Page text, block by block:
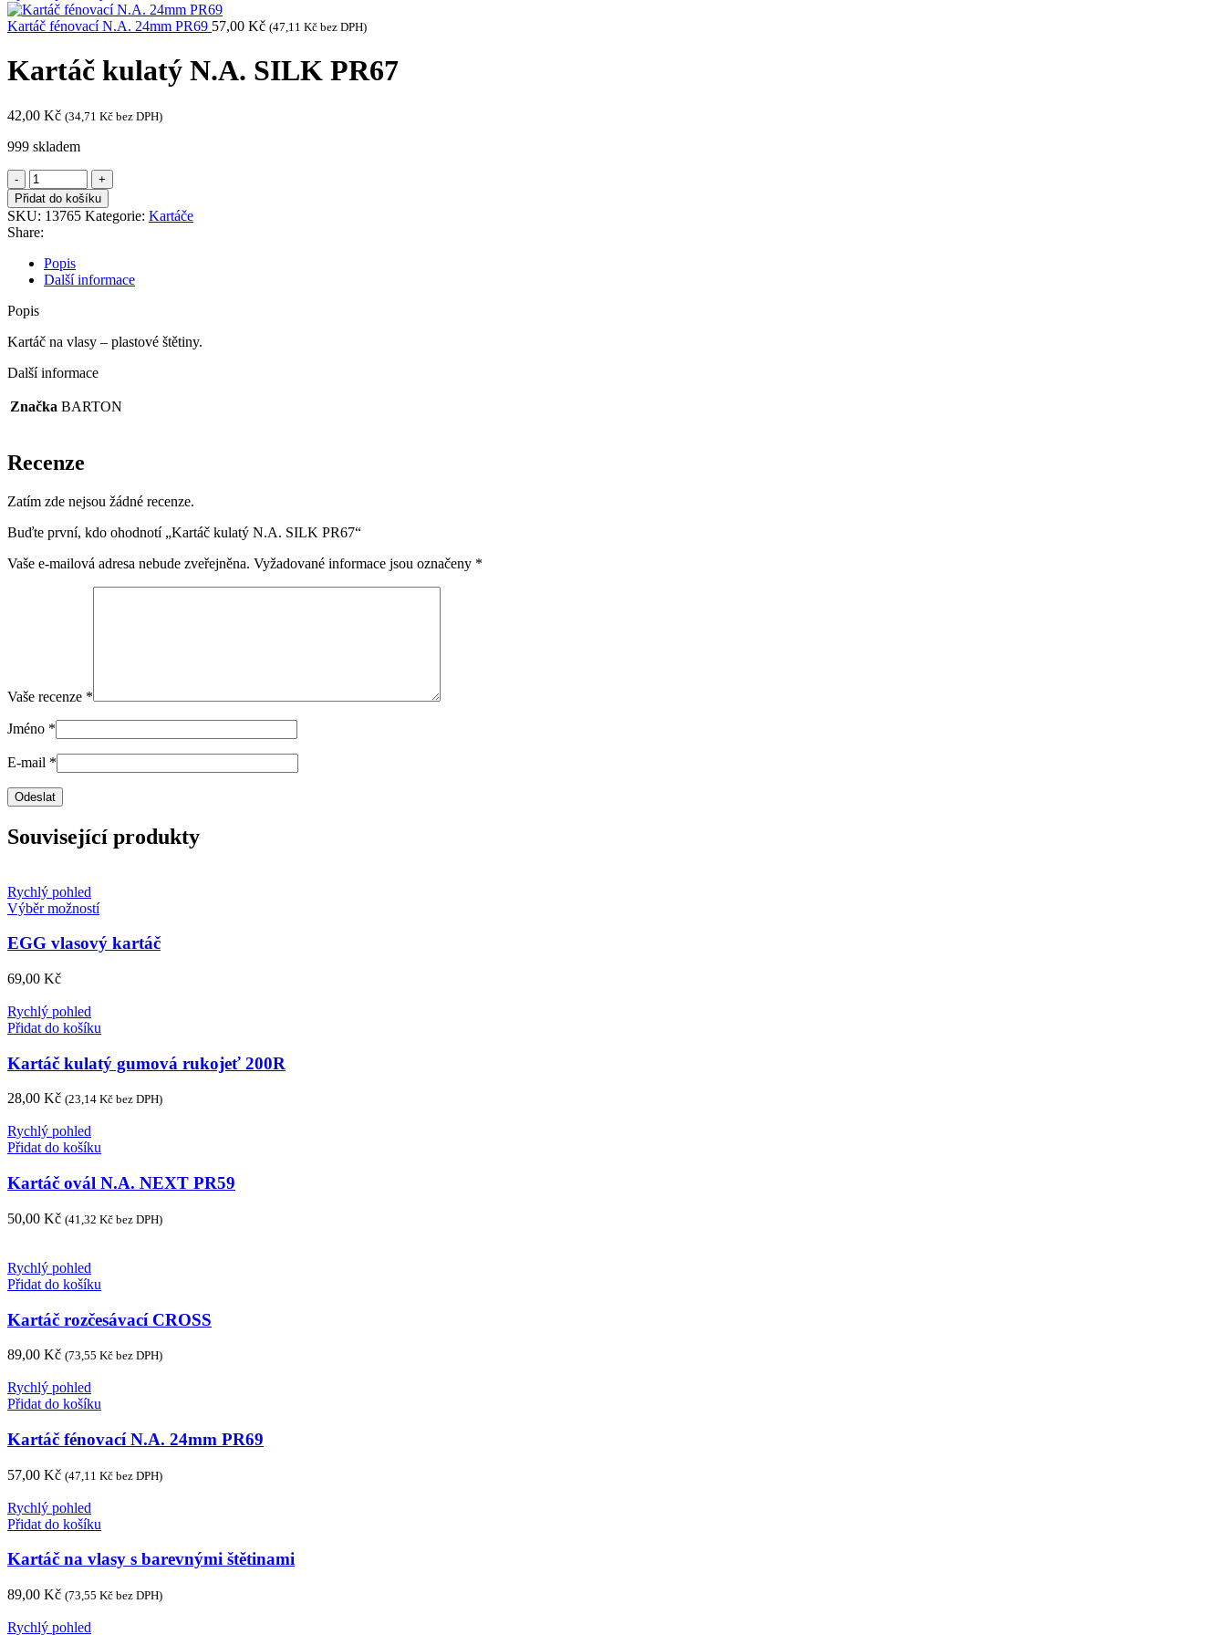
Kartáč fénovací N.A. 24mm PR69 57,00 Kč (47,11 Kč bez DPH)
Kartáč kulatý N.A. SILK PR67
42,00 Kč (34,71 Kč bez DPH)
999 skladem
Kartáč
kulatý
N.A.
SILK
PR67
množství
Přidat do košíku
SKU: 13765 Kategorie: Kartáče
Share:
Popis
Další informace
Popis
Kartáč na vlasy – plastové štětiny.
Další informace
Značka BARTON
Recenze
Zatím zde nejsou žádné recenze.
Buďte první, kdo ohodnotí „Kartáč kulatý N.A. SILK PR67“
Vaše e-mailová adresa nebude zveřejněna. Vyžadované informace jsou označeny *
Vaše recenze *
Jméno *
E-mail *
Související produkty
Rychlý pohled
Výběr možnostíTento
má
více
vybrat
na
stránce
produktu
EGG vlasový kartáč
69,00 Kč
Rychlý pohled
Přidat do košíku
Kartáč kulatý gumová rukojeť 200R
28,00 Kč (23,14 Kč bez DPH)
Rychlý pohled
Přidat do košíku
Kartáč ovál N.A. NEXT PR59
50,00 Kč (41,32 Kč bez DPH)
Rychlý pohled
Přidat do košíku
Kartáč rozčesávací CROSS
89,00 Kč (73,55 Kč bez DPH)
Rychlý pohled
Přidat do košíku
Kartáč fénovací N.A. 24mm PR69
57,00 Kč (47,11 Kč bez DPH)
Rychlý pohled
Přidat do košíku
Kartáč na vlasy s barevnými štětinami
89,00 Kč (73,55 Kč bez DPH)
Rychlý pohled